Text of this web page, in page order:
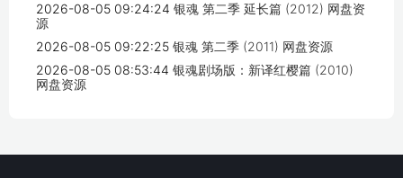
2026-08-05 09:24:24 银魂 第二季 延长篇 (2012) 网盘资
源
2026-08-05 09:22:25 银魂 第二季 (2011) 网盘资源
2026-08-05 08:53:44 银魂剧场版：新译红樱篇 (2010)
网盘资源